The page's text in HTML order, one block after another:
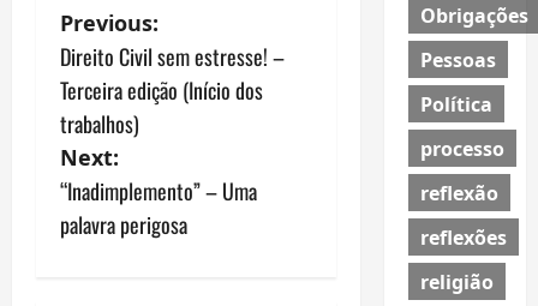
P
o
s
t
n
Previous:
Direito Civil sem estresse! –
Terceira edição (Início dos
trabalhos)
Next:
“Inadimplemento” – Uma
palavra perigosa
Obrigações
Pessoas
Política
processo
reflexão
reflexões
religião